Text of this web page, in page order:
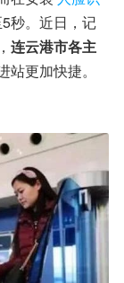
秒。近日，记
连云港市各主
站更加快捷。